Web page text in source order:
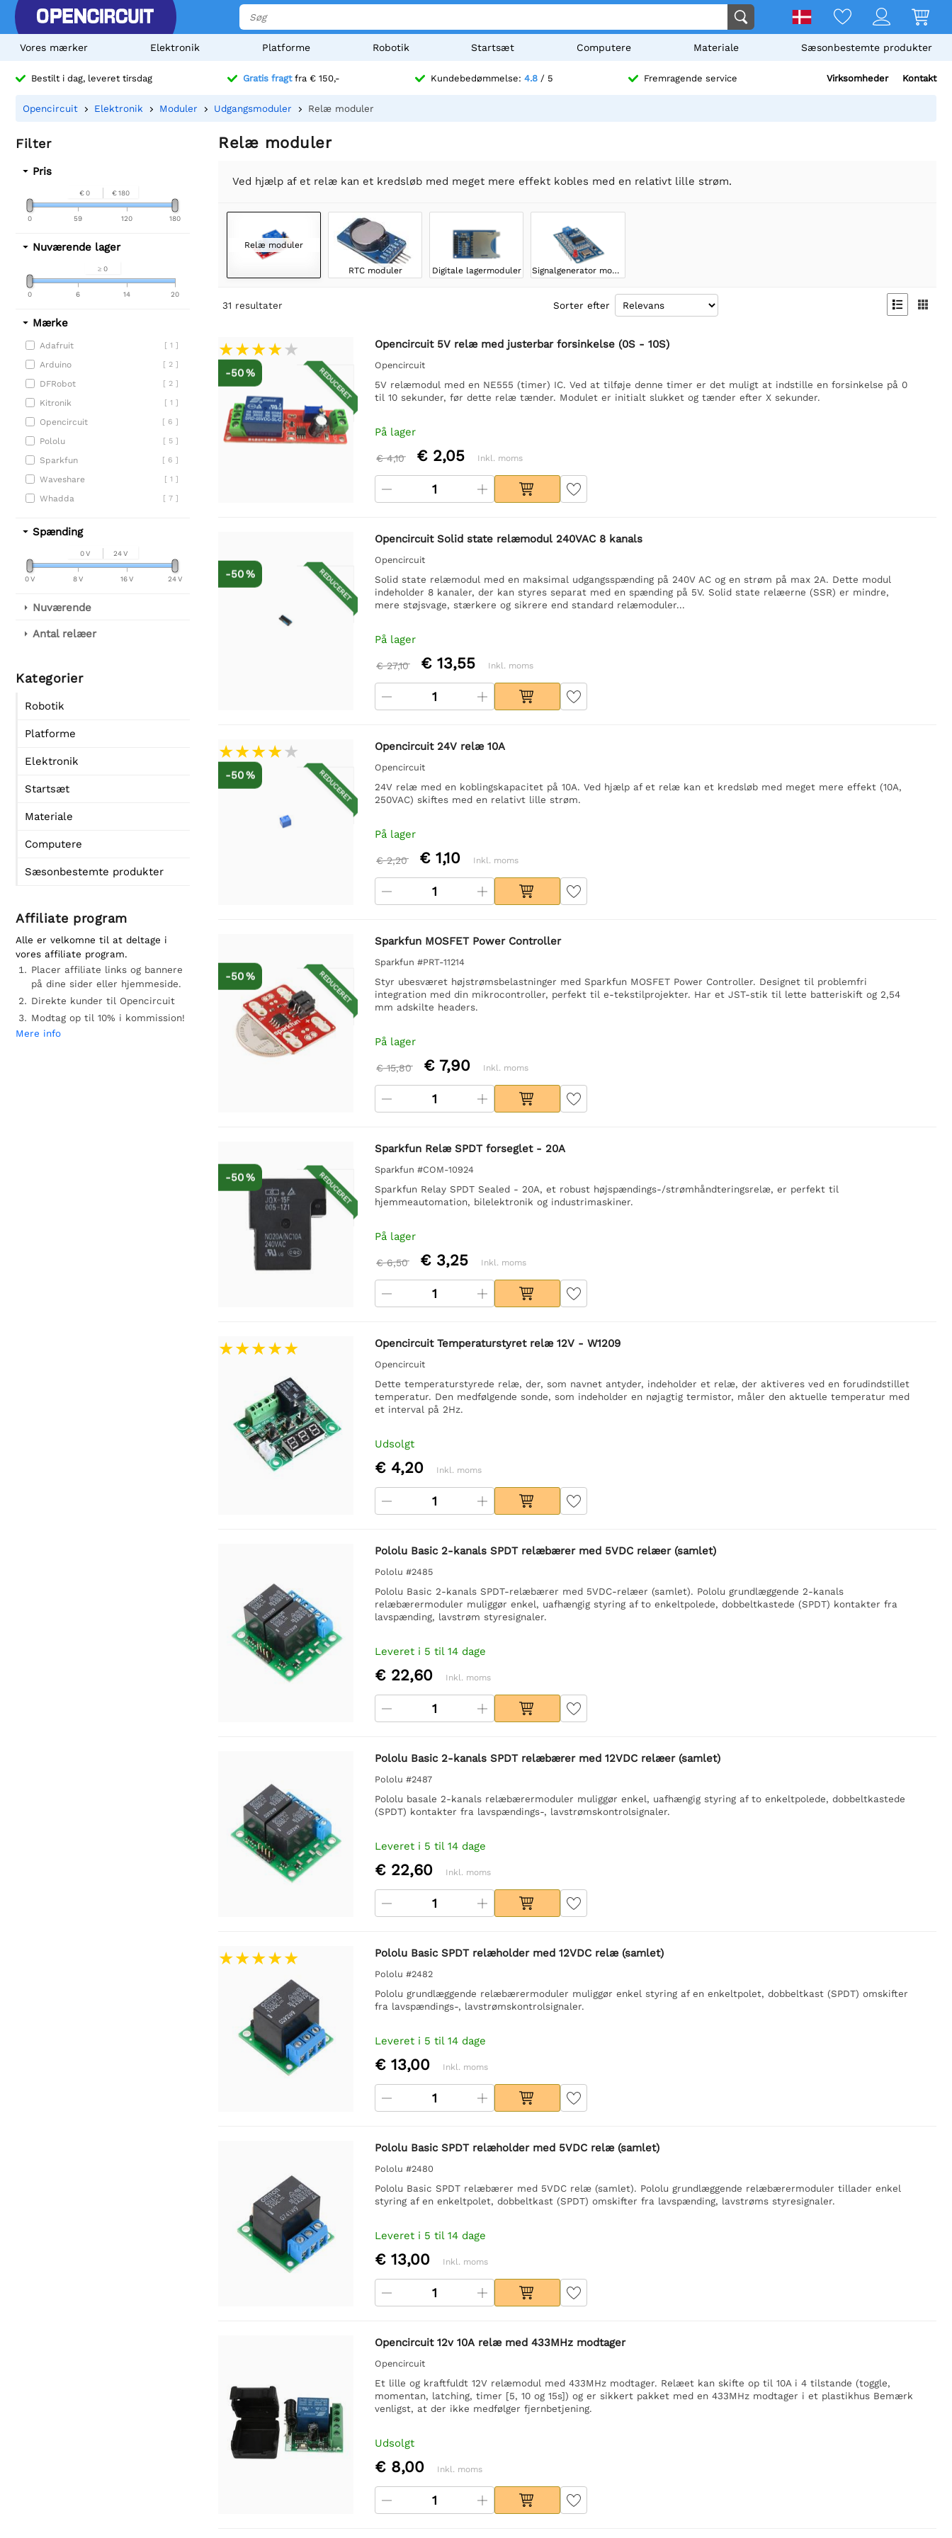
Vores mærker Elektronik Platforme Robotik Startsæt Computere Materiale Sæsonbestemte produkter
Bestilt i dag, leveret tirsdag Gratis fragtfra € 150,- Kundebedømmelse: 4.8 / 5 Fremragende service Virksomheder Kontakt
Opencircuit Elektronik Moduler Udgangsmoduler Relæ moduler
Filter
Pris
€ 0 € 180
0 180
59 120
Nuværende lager
≥ 0
0 20
6 14
Mærke
Adafruit [ 1 ]
Arduino [ 2 ]
DFRobot [ 2 ]
Kitronik [ 1 ]
Opencircuit [ 6 ]
Pololu [ 5 ]
Sparkfun [ 6 ]
Waveshare [ 1 ]
Whadda [ 7 ]
Spænding
0 V 24 V
0 V 24 V
8 V 16 V
Nuværende
Antal relæer
Kategorier
Robotik
Platforme
Elektronik
Startsæt
Materiale
Computere
Sæsonbestemte produkter
Affiliate program
Alle er velkomne til at deltage i
vores affiliate program.
Placer affiliate links og bannere
på dine sider eller hjemmeside.
Direkte kunder til Opencircuit
Modtag op til 10% i kommission!
Mere info
Relæ moduler
Ved hjælp af et relæ kan et kredsløb med meget mere effekt kobles med en relativt lille strøm.
Relæ moduler
RTC moduler Digitale lagermoduler Signalgenerator moduler
31 resultater Sorter efter  
REDUCERET
-50 %
Opencircuit 5V relæ med justerbar forsinkelse (0S - 10S)
Opencircuit
5V relæmodul med en NE555 (timer) IC. Ved at tilføje denne timer er det muligt at indstille en forsinkelse på 0
til 10 sekunder, før dette relæ tænder. Modulet er initialt slukket og tænder efter X sekunder.
På lager
€ 4,10 € 2,05 Inkl. moms
REDUCERET
-50 %
Opencircuit Solid state relæmodul 240VAC 8 kanals
Opencircuit
Solid state relæmodul med en maksimal udgangsspænding på 240V AC og en strøm på max 2A. Dette modul
indeholder 8 kanaler, der kan styres separat med en spænding på 5V. Solid state relæerne (SSR) er mindre,
mere støjsvage, stærkere og sikrere end standard relæmoduler...
På lager
€ 27,10 € 13,55 Inkl. moms
REDUCERET
-50 %
Opencircuit 24V relæ 10A
Opencircuit
24V relæ med en koblingskapacitet på 10A. Ved hjælp af et relæ kan et kredsløb med meget mere effekt (10A,
250VAC) skiftes med en relativt lille strøm.
På lager
€ 2,20 € 1,10 Inkl. moms
REDUCERET
-50 %
Sparkfun MOSFET Power Controller
Sparkfun #PRT-11214
Styr ubesværet højstrømsbelastninger med Sparkfun MOSFET Power Controller. Designet til problemfri
integration med din mikrocontroller, perfekt til e-tekstilprojekter. Har et JST-stik til lette batteriskift og 2,54
mm adskilte headers.
På lager
€ 15,80 € 7,90 Inkl. moms
REDUCERET
-50 %
Sparkfun Relæ SPDT forseglet - 20A
Sparkfun #COM-10924
Sparkfun Relay SPDT Sealed - 20A, et robust højspændings-/strømhåndteringsrelæ, er perfekt til
hjemmeautomation, bilelektronik og industrimaskiner.
På lager
€ 6,50 € 3,25 Inkl. moms
Opencircuit Temperaturstyret relæ 12V - W1209
Opencircuit
Dette temperaturstyrede relæ, der, som navnet antyder, indeholder et relæ, der aktiveres ved en forudindstillet
temperatur. Den medfølgende sonde, som indeholder en nøjagtig termistor, måler den aktuelle temperatur med
et interval på 2Hz.
Udsolgt
€ 4,20 Inkl. moms
Pololu Basic 2-kanals SPDT relæbærer med 5VDC relæer (samlet)
Pololu #2485
Pololu Basic 2-kanals SPDT-relæbærer med 5VDC-relæer (samlet). Pololu grundlæggende 2-kanals
relæbærermoduler muliggør enkel, uafhængig styring af to enkeltpolede, dobbeltkastede (SPDT) kontakter fra
lavspænding, lavstrøm styresignaler.
Leveret i 5 til 14 dage
€ 22,60 Inkl. moms
Pololu Basic 2-kanals SPDT relæbærer med 12VDC relæer (samlet)
Pololu #2487
Pololu basale 2-kanals relæbærermoduler muliggør enkel, uafhængig styring af to enkeltpolede, dobbeltkastede
(SPDT) kontakter fra lavspændings-, lavstrømskontrolsignaler.
Leveret i 5 til 14 dage
€ 22,60 Inkl. moms
Pololu Basic SPDT relæholder med 12VDC relæ (samlet)
Pololu #2482
Pololu grundlæggende relæbærermoduler muliggør enkel styring af en enkeltpolet, dobbeltkast (SPDT) omskifter
fra lavspændings-, lavstrømskontrolsignaler.
Leveret i 5 til 14 dage
€ 13,00 Inkl. moms
Pololu Basic SPDT relæholder med 5VDC relæ (samlet)
Pololu #2480
Pololu Basic SPDT relæbærer med 5VDC relæ (samlet). Pololu grundlæggende relæbærermoduler tillader enkel
styring af en enkeltpolet, dobbeltkast (SPDT) omskifter fra lavspænding, lavstrøms styresignaler.
Leveret i 5 til 14 dage
€ 13,00 Inkl. moms
Opencircuit 12v 10A relæ med 433MHz modtager
Opencircuit
Et lille og kraftfuldt 12V relæmodul med 433MHz modtager. Relæet kan skifte op til 10A i 4 tilstande (toggle,
momentan, latching, timer [5, 10 og 15s]) og er sikkert pakket med en 433MHz modtager i et plastikhus Bemærk
venligst, at der ikke medfølger fjernbetjening.
Udsolgt
€ 8,00 Inkl. moms